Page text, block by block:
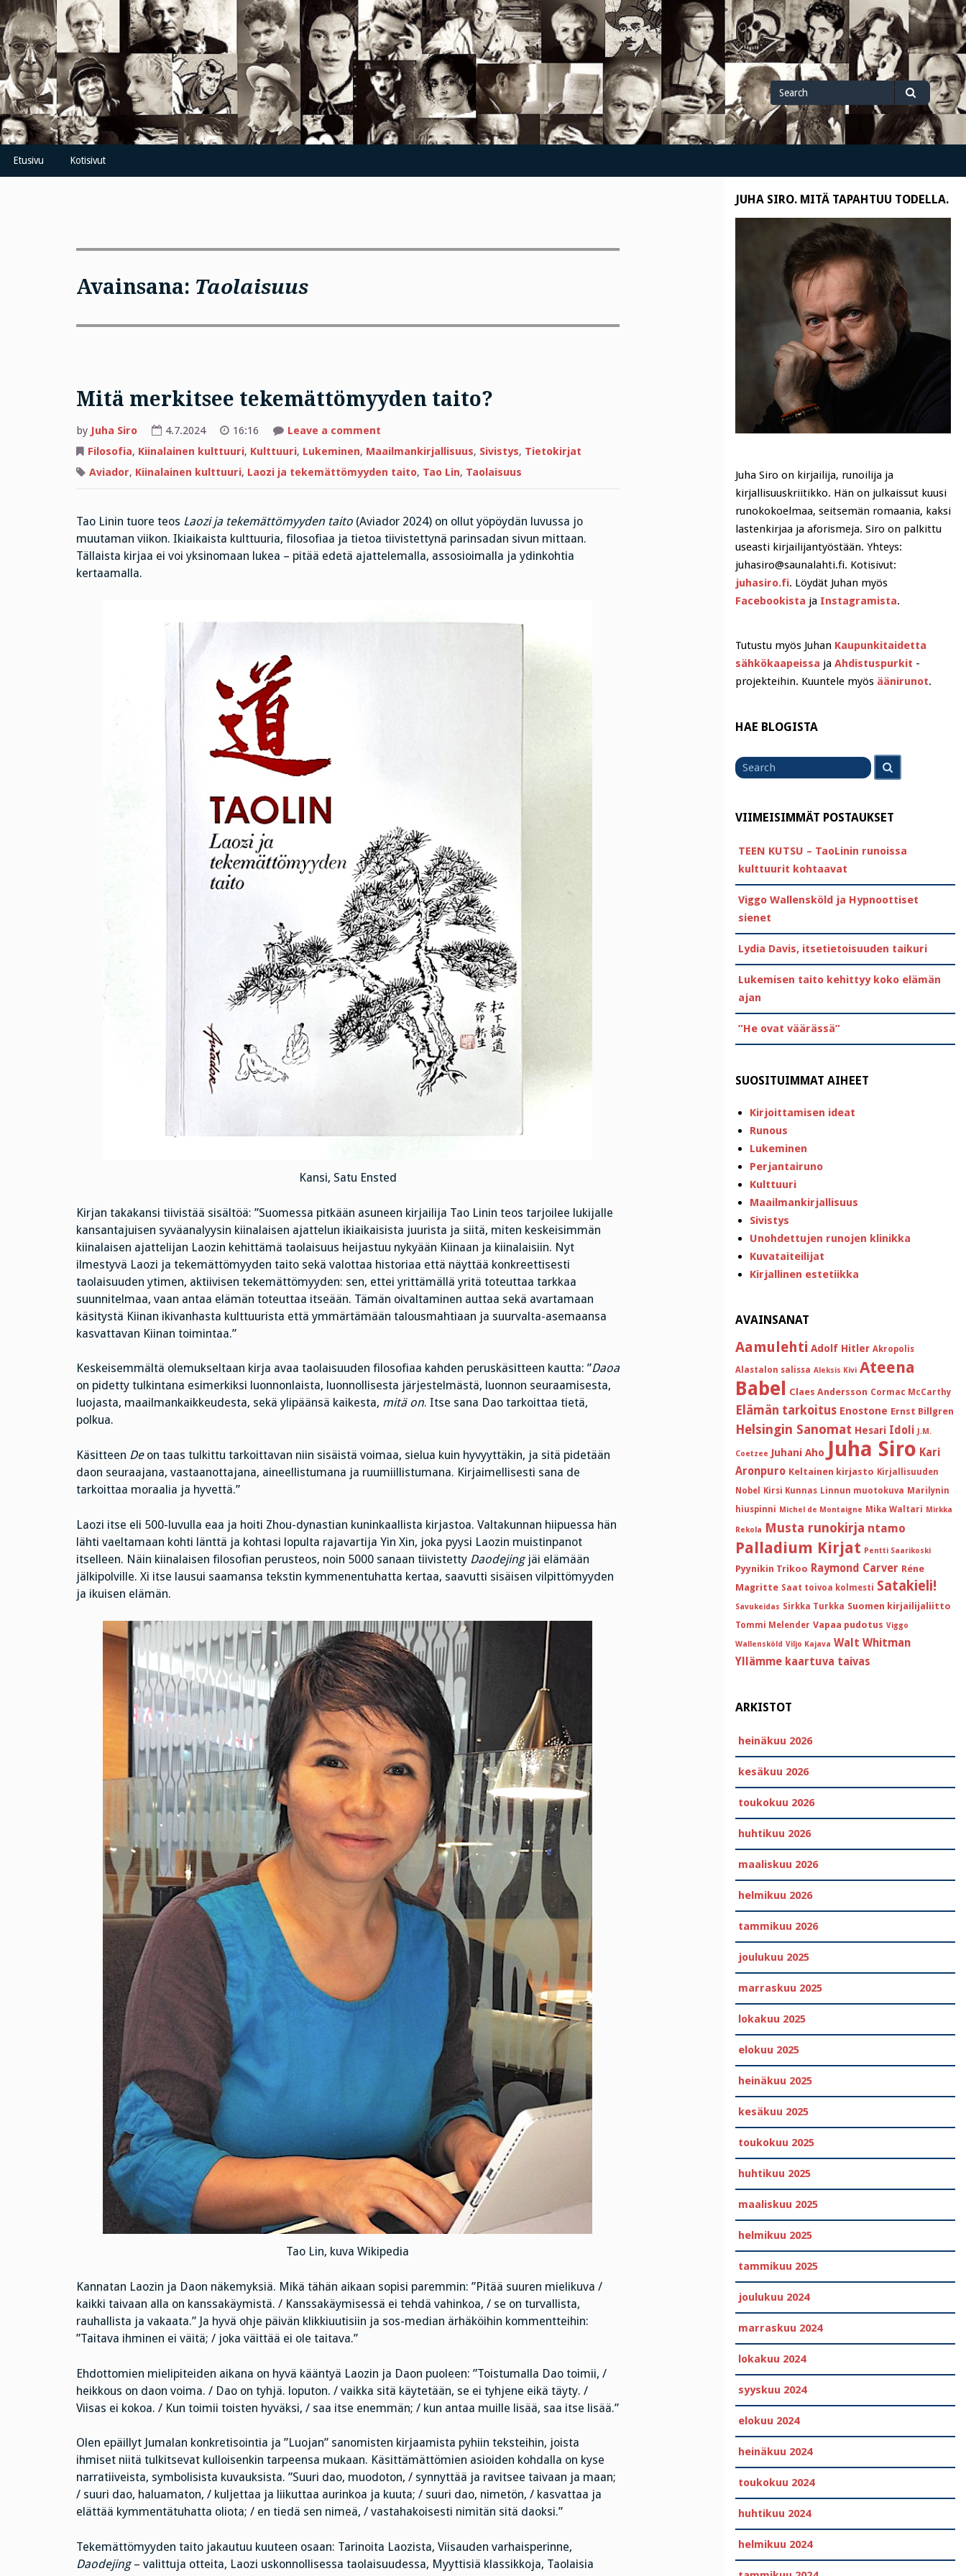
Skip
to
content
Search
for
Search
Etusivu Kotisivut
Avainsana: Taolaisuus
Mitä merkitsee tekemättömyyden taito?
by Juha Siro 4.7.2024 16:16 Leave a commenton
merkitsee
tekemättömyyden
taito?
Filosofia, Kiinalainen kulttuuri, Kulttuuri, Lukeminen, Maailmankirjallisuus, Sivistys, Tietokirjat
Aviador, Kiinalainen kulttuuri, Laozi ja tekemättömyyden taito, Tao Lin, Taolaisuus
Tao Linin tuore teos Laozi ja tekemättömyyden taito(Aviador 2024) on ollut yöpöydän luvussa jo
muutaman viikon. Ikiaikaista kulttuuria, filosofiaa ja tietoa tiivistettynä parinsadan sivun mittaan.
Tällaista kirjaa ei voi yksinomaan lukea – pitää edetä ajattelemalla, assosioimalla ja ydinkohtia
kertaamalla.
Kansi, Satu Ensted
Kirjan takakansi tiivistää sisältöä: ”Suomessa pitkään asuneen kirjailija Tao Linin teos tarjoilee lukijalle
kansantajuisen syväanalyysin kiinalaisen ajattelun ikiaikaisista juurista ja siitä, miten keskeisimmän
kiinalaisen ajattelijan Laozin kehittämä taolaisuus heijastuu nykyään Kiinaan ja kiinalaisiin. Nyt
ilmestyvä Laozi ja tekemättömyyden taito sekä valottaa historiaa että näyttää konkreettisesti
taolaisuuden ytimen, aktiivisen tekemättömyyden: sen, ettei yrittämällä yritä toteuttaa tarkkaa
suunnitelmaa, vaan antaa elämän toteuttaa itseään. Tämän oivaltaminen auttaa sekä avartamaan
käsitystä Kiinan ikivanhasta kulttuurista että ymmärtämään talousmahtiaan ja suurvalta-asemaansa
kasvattavan Kiinan toimintaa.”
Keskeisemmältä olemukseltaan kirja avaa taolaisuuden filosofiaa kahden peruskäsitteen kautta: ”Daoa
on pidetty tulkintana esimerkiksi luonnonlaista, luonnollisesta järjestelmästä, luonnon seuraamisesta,
luojasta, maailmankaikkeudesta, sekä ylipäänsä kaikesta, mitä on. Itse sana Dao tarkoittaa tietä,
polkua.
Käsitteen Deon taas tulkittu tarkoittavan niin sisäistä voimaa, sielua kuin hyvyyttäkin, ja sitä pidetään
daon seuraajana, vastaanottajana, aineellistumana ja ruumiillistumana. Kirjaimellisesti sana de
tarkoittaa moraalia ja hyvettä.”
Laozi itse eli 500-luvulla eaa ja hoiti Zhou-dynastian kuninkaallista kirjastoa. Valtakunnan hiipuessa hän
lähti vaeltamaan kohti länttä ja kohtasi lopulta rajavartija Yin Xin, joka pyysi Laozin muistinpanot
itselleen. Näin kiinalaisen filosofian perusteos, noin 5000 sanaan tiivistetty Daodejingjäi elämään
jälkipolville. Xi itse lausui saamansa tekstin kymmenentuhatta kertaa, saavutti sisäisen vilpittömyyden
ja ikuisen elämän.
Tao Lin, kuva Wikipedia
Kannatan Laozin ja Daon näkemyksiä. Mikä tähän aikaan sopisi paremmin: ”Pitää suuren mielikuva /
kaikki taivaan alla on kanssakäymistä. / Kanssakäymisessä ei tehdä vahinkoa, / se on turvallista,
rauhallista ja vakaata.” Ja hyvä ohje päivän klikkiuutisiin ja sos-median ärhäköihin kommentteihin:
”Taitava ihminen ei väitä; / joka väittää ei ole taitava.”
Ehdottomien mielipiteiden aikana on hyvä kääntyä Laozin ja Daon puoleen: ”Toistumalla Dao toimii, /
heikkous on daon voima. / Dao on tyhjä. loputon. / vaikka sitä käytetään, se ei tyhjene eikä täyty. /
Viisas ei kokoa. / Kun toimii toisten hyväksi, / saa itse enemmän; / kun antaa muille lisää, saa itse lisää.”
Olen epäillyt Jumalan konkretisointia ja ”Luojan” sanomisten kirjaamista pyhiin teksteihin, joista
ihmiset niitä tulkitsevat kulloisenkin tarpeensa mukaan. Käsittämättömien asioiden kohdalla on kyse
narratiiveista, symbolisista kuvauksista. ”Suuri dao, muodoton, / synnyttää ja ravitsee taivaan ja maan;
/ suuri dao, haluamaton, / kuljettaa ja liikuttaa aurinkoa ja kuuta; / suuri dao, nimetön, / kasvattaa ja
elättää kymmentätuhatta oliota; / en tiedä sen nimeä, / vastahakoisesti nimitän sitä daoksi.”
Tekemättömyyden taito jakautuu kuuteen osaan: Tarinoita Laozista, Viisauden varhaisperinne,
Daodejing– valittuja otteita, Laozi uskonnollisessa taolaisuudessa, Myyttisiä klassikkoja, Taolaisia
JUHA SIRO. MITÄ TAPAHTUU TODELLA.
Juha Siro on kirjailija, runoilija ja
kirjallisuuskriitikko. Hän on julkaissut kuusi
runokokoelmaa, seitsemän romaania, kaksi
lastenkirjaa ja aforismeja. Siro on palkittu
useasti kirjailijantyöstään. Yhteys:
juhasiro@saunalahti.fi. Kotisivut:
juhasiro.fi. Löydät Juhan myös
Facebookista ja Instagramista.
Tutustu myös Juhan Kaupunkitaidetta
sähkökaapeissa ja Ahdistuspurkit -
projekteihin. Kuuntele myös äänirunot.
HAE BLOGISTA
for
VIIMEISIMMÄT POSTAUKSET
TEEN KUTSU – TaoLinin runoissa
kulttuurit kohtaavat
Viggo Wallensköld ja Hypnoottiset
sienet
Lydia Davis, itsetietoisuuden taikuri
Lukemisen taito kehittyy koko elämän
ajan
”He ovat väärässä”
SUOSITUIMMAT AIHEET
Kirjoittamisen ideat
Runous
Lukeminen
Perjantairuno
Kulttuuri
Maailmankirjallisuus
Sivistys
Unohdettujen runojen klinikka
Kuvataiteilijat
Kirjallinen estetiikka
AVAINSANAT
Aamulehti Adolf Hitler Akropolis
Alastalon salissa Aleksis Kivi Ateena
Babel Claes Andersson Cormac McCarthy
Elämän tarkoitus Enostone Ernst Billgren
Helsingin Sanomat Hesari Idoli J.M.
Coetzee Juhani Aho Juha Siro Kari
Aronpuro Keltainen kirjasto Kirjallisuuden
Nobel
Kirsi Kunnas Linnun muotokuva Marilynin
hiuspinni Michel de Montaigne Mika Waltari Mirkka
Rekola Musta runokirja ntamo
Palladium Kirjat Pentti Saarikoski
Pyynikin Trikoo Raymond Carver Réne
Magritte Saat toivoa kolmesti Satakieli!
Savukeidas Sirkka Turkka Suomen kirjailijaliitto
Tommi Melender Vapaa pudotus Viggo
Wallensköld Viljo Kajava Walt Whitman
Yllämme kaartuva taivas
ARKISTOT
heinäkuu 2026
kesäkuu 2026
toukokuu 2026
huhtikuu 2026
maaliskuu 2026
helmikuu 2026
tammikuu 2026
joulukuu 2025
marraskuu 2025
lokakuu 2025
elokuu 2025
heinäkuu 2025
kesäkuu 2025
toukokuu 2025
huhtikuu 2025
maaliskuu 2025
helmikuu 2025
tammikuu 2025
joulukuu 2024
marraskuu 2024
lokakuu 2024
syyskuu 2024
elokuu 2024
heinäkuu 2024
toukokuu 2024
huhtikuu 2024
helmikuu 2024